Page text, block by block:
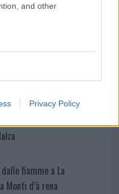
and other
Privacy Policy
la vicesindaco:
a fuoco due furgoni
fiamme a La
Monti d’à rena